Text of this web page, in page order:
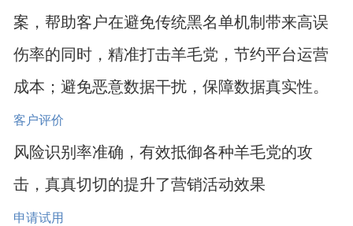
案，帮助客户在避免传统黑名单机制带来高误
伤率的同时，精准打击羊毛党，节约平台运营
成本；避免恶意数据干扰，保障数据真实性。
客户评价
风险识别率准确，有效抵御各种羊毛党的攻
击，真真切切的提升了营销活动效果
申请试用